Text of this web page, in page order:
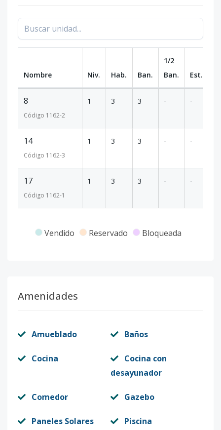
Nombre Niv. Hab. Ban.
1/2
Ban.
Est.
8
Código 1162-2
1 3 3 - -
14
Código 1162-3
1 3 3 - -
17
Código 1162-1
1 3 3 - -
Vendido Reservado Bloqueada
Amenidades
Amueblado Baños
Cocina
Cocina con
desayunador
Comedor Gazebo
Paneles Solares Piscina